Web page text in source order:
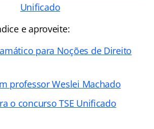
Unificado
e aproveite:
para Noções de Direito
professor Weslei Machado
o concurso TSE Unificado